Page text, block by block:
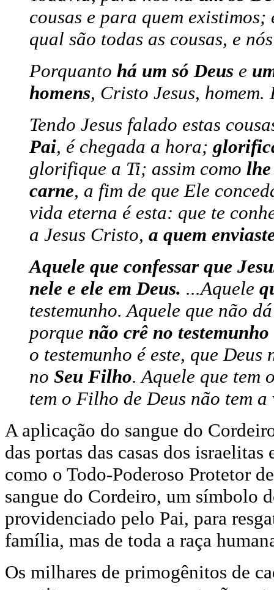
cousas e para quem existimos;
qual são todas as cousas, e
Porquanto há um só Deus e
homens, Cristo Jesus,
Tendo Jesus falado estas
Pai, é chegada a hora;
glorifique a Ti; assim como
carne, a fim de que Ele
vida eterna é esta: que te
a Jesus Cristo, a quem
Aquele que confessar que
nele e ele em Deus. ...Aquele
testemunho. Aquele que não
porque não crê no
o testemunho é este, que
no Seu Filho. Aquele que tem
tem o Filho de Deus não tem a
A aplicação do sangue do
das portas das casas dos
como o Todo-Poderoso Protetor
sangue do Cordeiro, um símbolo
providenciado pelo Pai, para
família, mas de toda a raça
Os milhares de primogênitos de